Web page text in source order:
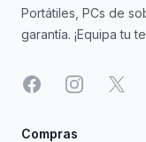
Portátiles, PCs de
garantía. ¡Equipa tu
FacebookInstagram
X
Compras